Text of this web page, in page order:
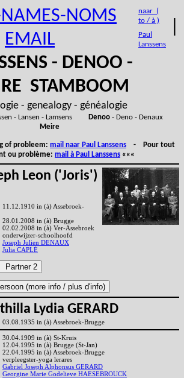
NOMS
EMAIL
naar (
to / à )
Paul
Lanssens
- DENOO -
STAMBOOM
- genealogy - généalogie
- Lansen - Lamsens Denoo- Deno - Denaux
Meire
of probleem: mail naar Paul Lanssens - Pour tout
ou problème: mail à Paul Lanssens «««
Leon ('Joris')
11.12.1910 in (à) Assebroek-
28.01.2008 in (à) Brugge
02.02.2008 in (à) Ver-Assebroek
onderwijzer-schoolhoofd
Joseph Julien DENAUX
Julia CAPLÉ
Lydia GERARD
03.08.1935 in (à) Assebroek-Brugge
30.04.1909 in (à) St-Kruis
12.04.1995 in (à) Brugge (St-Jan)
22.04.1995 in (à) Assebroek-Brugge
verpleegster-yoga lerares
Gabriel Joseph Alphonsus GERARD
Georgine Marie Godelieve HAESEBROUCK